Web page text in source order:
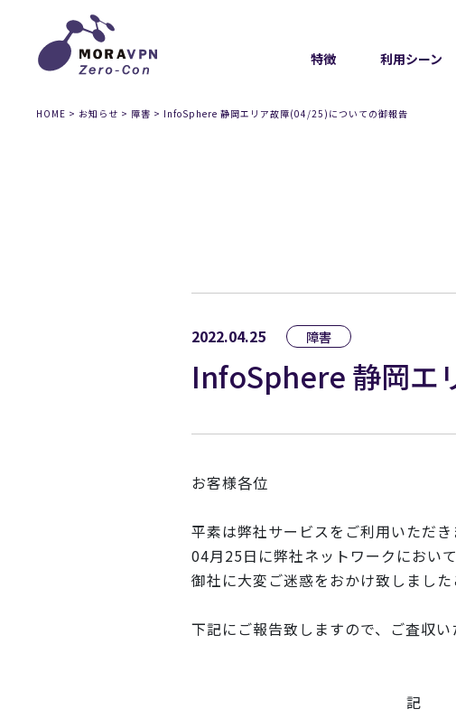
特徴 利用シーン
HOME > お知らせ > 障害 > InfoSphere 静岡エリア故障(04/25)についての御報告
2022.04.25 障害
InfoSphere 静岡エ
お客様各位
平素は弊社サービスをご利用いただ
04月25日に弊社ネットワークにおい
御社に大変ご迷惑をおかけ致しまし
下記にご報告致しますので、ご査収
記